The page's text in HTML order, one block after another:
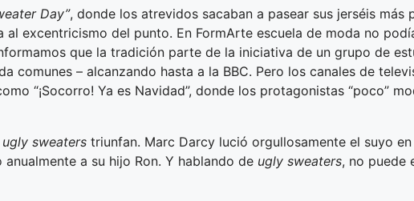
Day”, donde los atrevidos sacaban a pasear sus jerséis
al excentricismo del punto. En FormArte escuela de moda no
que la tradición parte de la iniciativa de un grupo de
comunes – alcanzando hasta a la BBC. Pero los canales de
“¡Socorro! Ya es Navidad”, donde los protagonistas “poco”
ugly sweaters triunfan. Marc Darcy lució orgullosamente el suyo en
a su hijo Ron. Y hablando de ugly sweaters, no puede